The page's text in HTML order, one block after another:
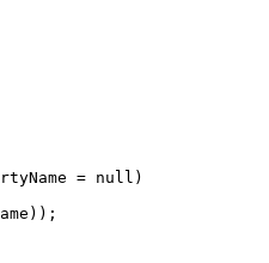
= null)